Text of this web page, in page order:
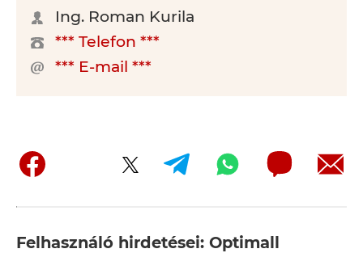
Ing. Roman Kurila
*** Telefon ***
*** E-mail ***
Felhasználó hirdetései: Optimall